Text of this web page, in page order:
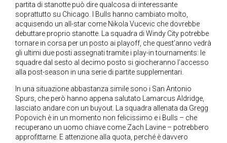
partita di stanotte può dire qualcosa di interessante
soprattutto su Chicago. I Bulls hanno cambiato molto,
acquisendo un all-star come Nikola Vucevic che dovrebbe
debuttare proprio stanotte. La squadra di Windy City potrebbe
tornare in corsa per un posto ai playoff, che quest’anno vedrà
gli ultimi due posti assegnati tramite i play-in tournaments: le
squadre dal sesto al decimo posto si giocheranno l’accesso
alla post-season in una serie di partite supplementari.
In una situazione abbastanza simile sono i San Antonio
Spurs, che però hanno appena salutato Lamarcus Aldridge,
lasciato andare con un buyout. La squadra allenata da Gregg
Popovich è in un momento non felicissimo e i Bulls – che
recuperano un uomo chiave come Zach Lavine – potrebbero
approfittarne. E attenzione alla quota, perché è davvero